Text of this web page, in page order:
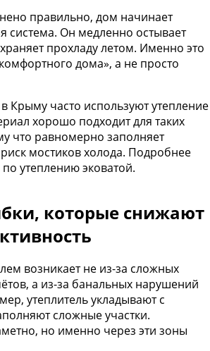
правильно, дом начинает
система. Он медленно остывает
прохладу летом. Именно это
дома», а не просто
Крыму часто используют утепление
хорошо подходит для таких
что равномерно заполняет
мостиков холода. Подробнее
по утеплению эковатой.
которые снижают
возникает не из-за сложных
а из-за банальных нарушений
утеплитель укладывают с
сложные участки.
но именно через эти зоны